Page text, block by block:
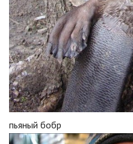
пьяный бобр